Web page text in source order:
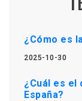
¿Cómo es
2025-10-30
¿Cuál es el
España?